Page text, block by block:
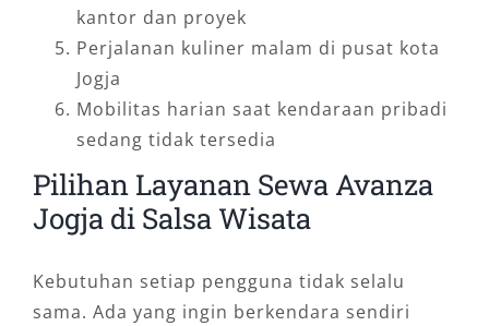
kantor dan proyek
Perjalanan kuliner malam di pusat kota
Jogja
Mobilitas harian saat kendaraan pribadi
sedang tidak tersedia
Pilihan Layanan Sewa Avanza
Jogja di Salsa Wisata
Kebutuhan setiap pengguna tidak selalu
sama. Ada yang ingin berkendara sendiri